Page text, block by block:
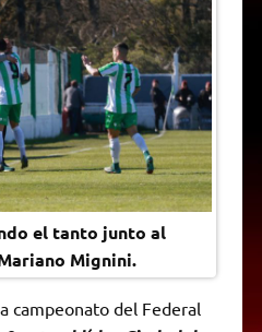
n
t
F
r
i
n
d
l
y
el tanto junto al
Mignini.
campeonato del Federal